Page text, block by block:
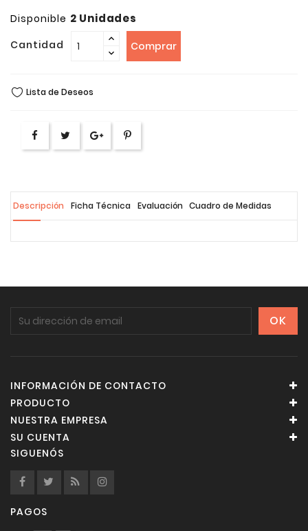
Disponible 2 Unidades
Cantidad Comprar
Lista de Deseos
Descripción Ficha Técnica Evaluación Cuadro de Medidas
INFORMACIÓN DE CONTACTO
PRODUCTO
NUESTRA EMPRESA
SU CUENTA
SIGUENÓS
PAGOS